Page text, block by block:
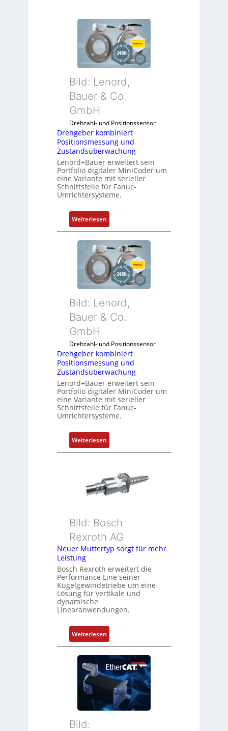
Bild: Lenord,
Bauer & Co.
GmbH
Drehzahl- und Positionssensor
Drehgeber kombiniert
Positionsmessung und
Zustandsüberwachung
Lenord+Bauer erweitert sein
Portfolio digitaler MiniCoder um
eine Variante mit serieller
Schnittstelle für Fanuc-
Umrichtersysteme.
Weiterlesen:
D
r
e
h
g
e
e
m
b
i
i
e
r
P
o
s
i
o
m
s
u
n
g
n
d
Z
u
s
t
a
s
Bild: Lenord,
Bauer & Co.
GmbH
Drehzahl- und Positionssensor
Drehgeber kombiniert
Positionsmessung und
Zustandsüberwachung
Lenord+Bauer erweitert sein
Portfolio digitaler MiniCoder um
eine Variante mit serieller
Schnittstelle für Fanuc-
Umrichtersysteme.
Weiterlesen:
D
h
g
e
k
m
b
i
i
r
t
P
o
s
i
Bild: Bosch
Rexroth AG
Neuer Muttertyp sorgt für mehr
Leistung
Bosch Rexroth erweitert die
Performance Line seiner
Kugelgewindetriebe um eine
Lösung für vertikale und
dynamische
Linearanwendungen.
Weiterlesen:
N
e
u
e
u
Bild: